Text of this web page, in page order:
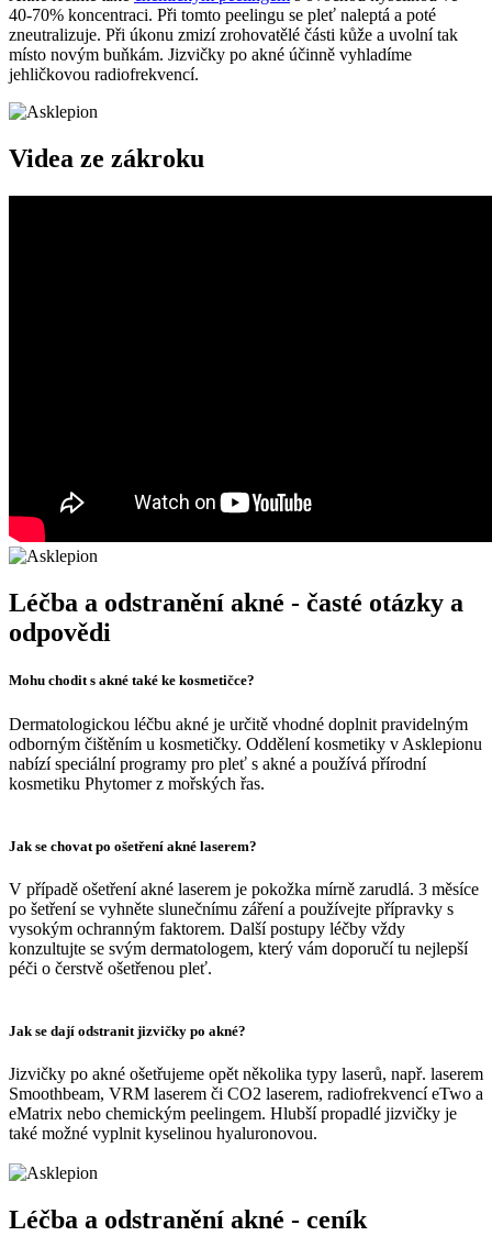
40-70% koncentraci. Při tomto peelingu se pleť naleptá a poté
zneutralizuje. Při úkonu zmizí zrohovatělé části kůže a uvolní tak
místo novým buňkám. Jizvičky po akné účinně vyhladíme
jehličkovou radiofrekvencí.
Videa ze zákroku
Léčba a odstranění akné - časté otázky a
odpovědi
Mohu chodit s akné také ke kosmetičce?
Dermatologickou léčbu akné je určitě vhodné doplnit pravidelným
odborným čištěním u kosmetičky. Oddělení kosmetiky v Asklepionu
nabízí speciální programy pro pleť s akné a používá přírodní
kosmetiku Phytomer z mořských řas.
Jak se chovat po ošetření akné laserem?
V případě ošetření akné laserem je pokožka mírně zarudlá. 3 měsíce
po šetření se vyhněte slunečnímu záření a používejte přípravky s
vysokým ochranným faktorem. Další postupy léčby vždy
konzultujte se svým dermatologem, který vám doporučí tu nejlepší
péči o čerstvě ošetřenou pleť.
Jak se dají odstranit jizvičky po akné?
Jizvičky po akné ošetřujeme opět několika typy laserů, např. laserem
Smoothbeam, VRM laserem či CO2 laserem, radiofrekvencí eTwo a
eMatrix nebo chemickým peelingem. Hlubší propadlé jizvičky je
také možné vyplnit kyselinou hyaluronovou.
Léčba a odstranění akné - ceník